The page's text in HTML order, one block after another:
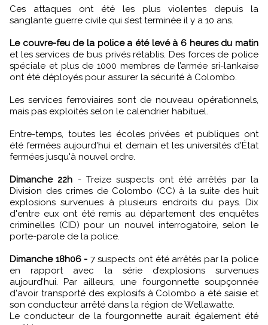
Ces attaques ont été les plus violentes depuis la
sanglante guerre civile qui s’est terminée il y a 10 ans.
Le couvre-feu de la police a été levé à 6 heures du matin
et les services de bus privés rétablis. Des forces de police
spéciale et plus de 1000 membres de l’armée sri-lankaise
ont été déployés pour assurer la sécurité à Colombo.
Les services ferroviaires sont de nouveau opérationnels,
mais pas exploités selon le calendrier habituel.
Entre-temps, toutes les écoles privées et publiques ont
été fermées aujourd'hui et demain et les universités d'État
fermées jusqu'à nouvel ordre.
Dimanche 22h - Treize suspects ont été arrêtés par la
Division des crimes de Colombo (CC) à la suite des huit
explosions survenues à plusieurs endroits du pays. Dix
d'entre eux ont été remis au département des enquêtes
criminelles (CID) pour un nouvel interrogatoire, selon le
porte-parole de la police.
Dimanche 18h06 - 7 suspects ont été arrêtés par la police
en rapport avec la série d’explosions survenues
aujourd’hui. Par ailleurs, une fourgonnette soupçonnée
d'avoir transporté des explosifs à Colombo a été saisie et
son conducteur arrêté dans la région de Wellawatte.
Le conducteur de la fourgonnette aurait également été